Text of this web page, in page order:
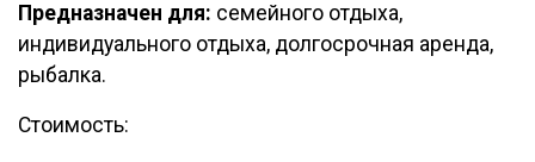
Предназначен для: семейного отдыха,
индивидуального отдыха, долгосрочная аренда,
рыбалка.
Стоимость: